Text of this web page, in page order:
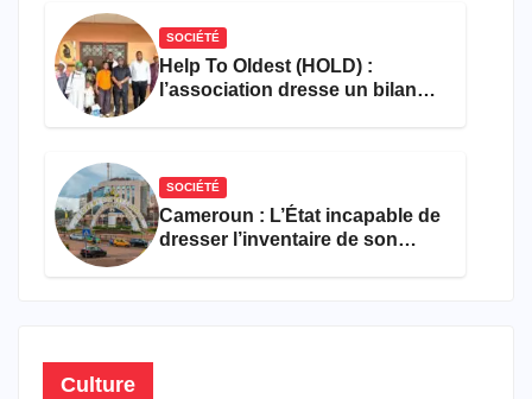
SOCIÉTÉ
Help To Oldest (HOLD) :
l’association dresse un bilan
SOCIÉTÉ
Cameroun : L’État incapable de
dresser l’inventaire de son
Culture